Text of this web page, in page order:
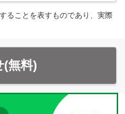
ることを表すものであり、実際
(無料)